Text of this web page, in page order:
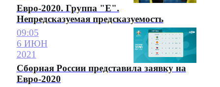
Евро-2020. Группа "Е".
Непредсказуемая предсказуемость
09:05
6 ИЮН
2021
Сборная России представила заявку на
Евро-2020